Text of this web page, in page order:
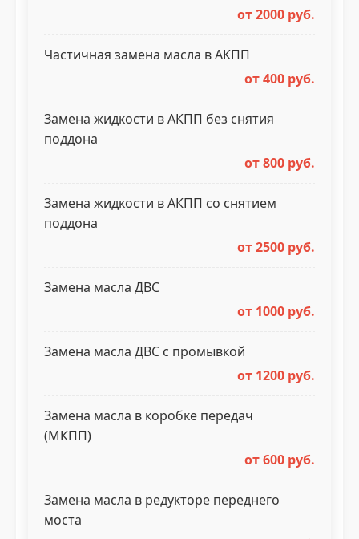
от 2000 руб.
Частичная замена масла в АКПП
от 400 руб.
Замена жидкости в АКПП без снятия
поддона
от 800 руб.
Замена жидкости в АКПП со снятием
поддона
от 2500 руб.
Замена масла ДВС
от 1000 руб.
Замена масла ДВС с промывкой
от 1200 руб.
Замена масла в коробке передач
(МКПП)
от 600 руб.
Замена масла в редукторе переднего
моста